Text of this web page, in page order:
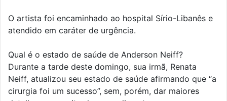
O artista foi encaminhado ao hospital Sírio-Libanês e
atendido em caráter de urgência.
Qual é o estado de saúde de Anderson Neiff?
Durante a tarde deste domingo, sua irmã, Renata
Neiff, atualizou seu estado de saúde afirmando que “a
cirurgia foi um sucesso”, sem, porém, dar maiores